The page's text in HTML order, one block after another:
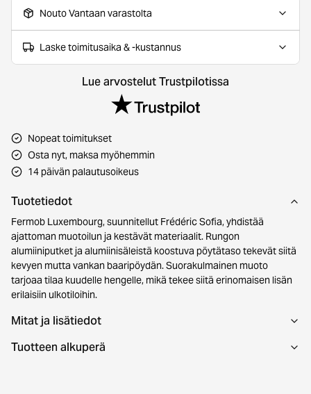
Nouto Vantaan varastolta
Laske toimitusaika & -kustannus
Lue arvostelut Trustpilotissa
Nopeat toimitukset
Osta nyt, maksa myöhemmin
14 päivän palautusoikeus
Tuotetiedot
Fermob Luxembourg, suunnitellut Frédéric Sofia, yhdistää
ajattoman muotoilun ja kestävät materiaalit. Rungon
alumiiniputket ja alumiinisäleistä koostuva pöytätaso tekevät siitä
kevyen mutta vankan baaripöydän. Suorakulmainen muoto
tarjoaa tilaa kuudelle hengelle, mikä tekee siitä erinomaisen lisän
erilaisiin ulkotiloihin.
Mitat ja lisätiedot
Tuotteen alkuperä